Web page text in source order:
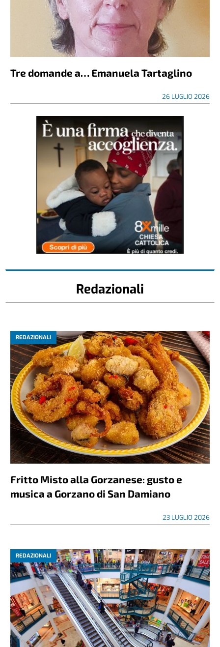
Tre domande a… Emanuela Tartaglino
26 LUGLIO 2026
Redazionali
REDAZIONALI
Fritto Misto alla Gorzanese: gusto e
musica a Gorzano di San Damiano
23 LUGLIO 2026
REDAZIONALI